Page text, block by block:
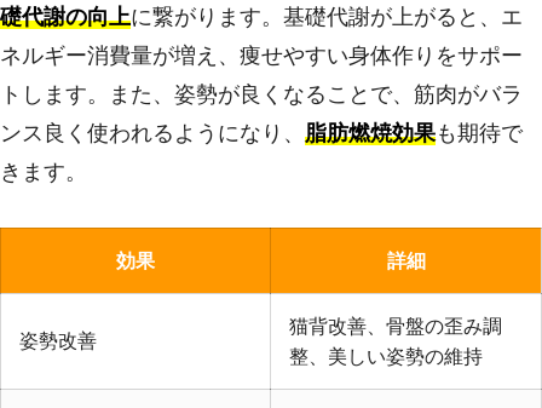
礎代謝の向上に繋がります。基礎代謝が上がると、エ
ネルギー消費量が増え、痩せやすい身体作りをサポー
トします。また、姿勢が良くなることで、筋肉がバラ
ンス良く使われるようになり、 脂肪燃焼効果も期待で
きます。
効果 詳細
姿勢改善
猫背改善、骨盤の歪み調
整、美しい姿勢の維持